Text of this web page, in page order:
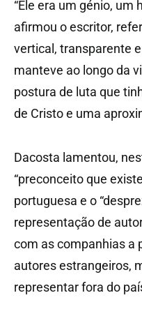
“Ele era um génio, um
afirmou o escritor,
vertical, transparente
manteve ao longo da
postura de luta que
de Cristo e uma
Dacosta lamentou,
“preconceito que
portuguesa e o
representação de
com as companhias a
autores estrangeiros,
representar fora do